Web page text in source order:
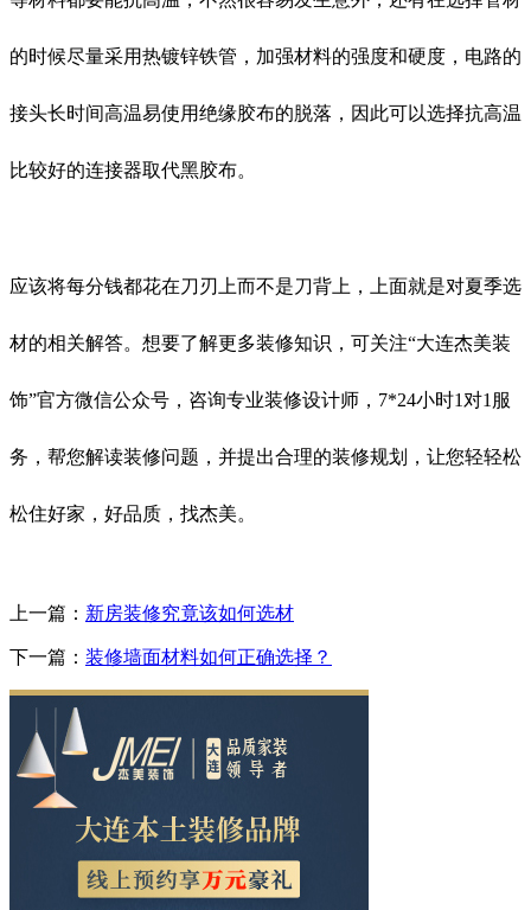
的时候尽量采用热镀锌铁管，加强材料的强度和硬度，电路的
接头长时间高温易使用绝缘胶布的脱落，因此可以选择抗高温
比较好的连接器取代黑胶布。
应该将每分钱都花在刀刃上而不是刀背上，上面就是对夏季选
材的相关解答。想要了解更多装修知识，可关注“大连杰美装
饰”官方微信公众号，咨询专业装修设计师，7*24小时1对1服
务，帮您解读装修问题，并提出合理的装修规划，让您轻轻松
松住好家，好品质，找杰美。
上一篇： 新房装修究竟该如何选材
下一篇： 装修墙面材料如何正确选择？